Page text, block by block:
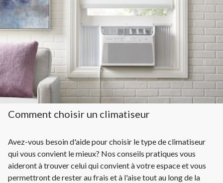
Comment choisir un climatiseur
Avez-vous besoin d'aide pour choisir le type de climatiseur
qui vous convient le mieux? Nos conseils pratiques vous
aideront à trouver celui qui convient à votre espace et vous
permettront de rester au frais et à l'aise tout au long de la